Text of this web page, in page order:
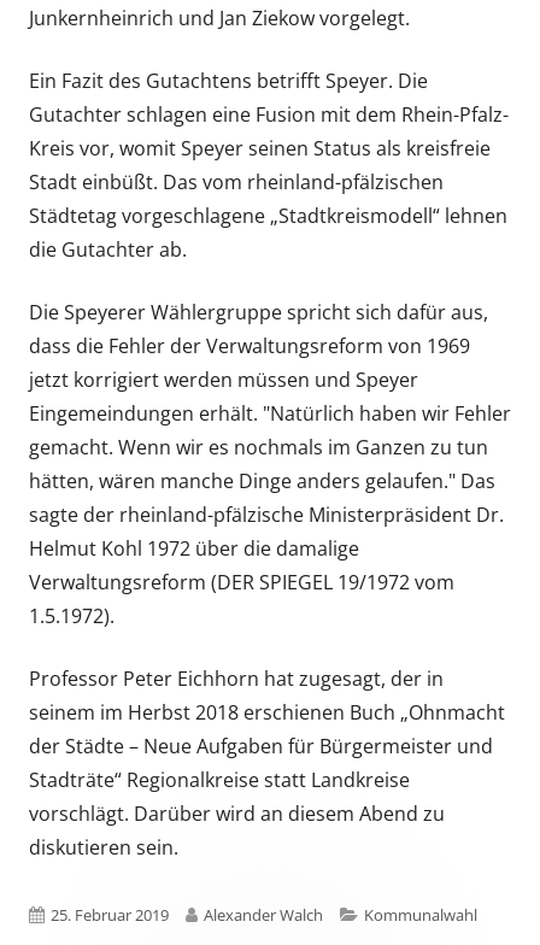
Junkernheinrich und Jan Ziekow vorgelegt.
Ein Fazit des Gutachtens betrifft Speyer. Die
Gutachter schlagen eine Fusion mit dem Rhein-Pfalz-
Kreis vor, womit Speyer seinen Status als kreisfreie
Stadt einbüßt. Das vom rheinland-pfälzischen
Städtetag vorgeschlagene „Stadtkreismodell“ lehnen
die Gutachter ab.
Die Speyerer Wählergruppe spricht sich dafür aus,
dass die Fehler der Verwaltungsreform von 1969
jetzt korrigiert werden müssen und Speyer
Eingemeindungen erhält. "Natürlich haben wir Fehler
gemacht. Wenn wir es nochmals im Ganzen zu tun
hätten, wären manche Dinge anders gelaufen." Das
sagte der rheinland-pfälzische Ministerpräsident Dr.
Helmut Kohl 1972 über die damalige
Verwaltungsreform (DER SPIEGEL 19/1972 vom
1.5.1972).
Professor Peter Eichhorn hat zugesagt, der in
seinem im Herbst 2018 erschienen Buch „Ohnmacht
der Städte – Neue Aufgaben für Bürgermeister und
Stadträte“ Regionalkreise statt Landkreise
vorschlägt. Darüber wird an diesem Abend zu
diskutieren sein.
Veröffentlicht
25. Februar 2019 Autor
Alexander Walch Kategorien
Kommunalwahl